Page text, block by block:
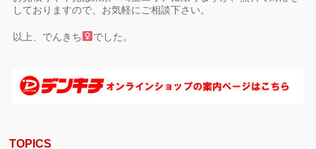
しておりますので、お気軽にご相談下さい。
以上、でんきち でした。
TOPICS